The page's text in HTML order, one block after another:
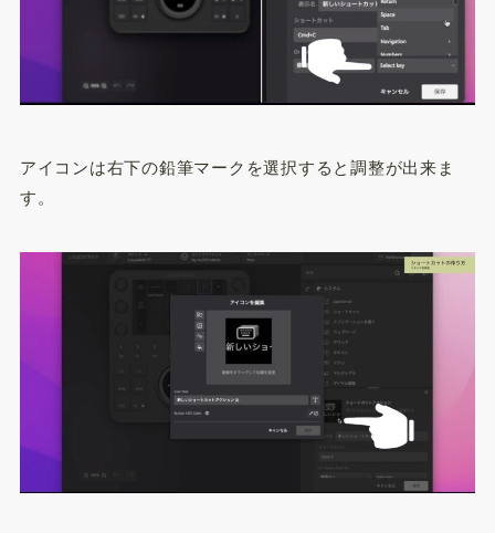
アイコンは右下の鉛筆マークを選択すると調整が出来ま
す。